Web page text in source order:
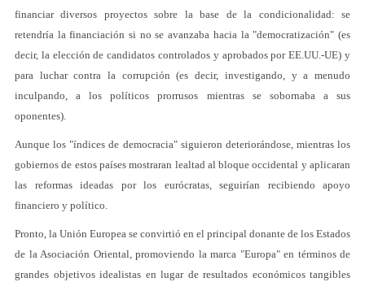
financiar diversos proyectos sobre la base de la condicionalidad: se
retendría la financiación si no se avanzaba hacia la "democratización" (es
decir, la elección de candidatos controlados y aprobados por EE.UU.-UE) y
para luchar contra la corrupción (es decir, investigando, y a menudo
inculpando, a los políticos prorrusos mientras se sobornaba a sus
oponentes).
Aunque los "índices de democracia" siguieron deteriorándose, mientras los
gobiernos de estos países mostraran lealtad al bloque occidental y aplicaran
las reformas ideadas por los eurócratas, seguirían recibiendo apoyo
financiero y político.
Pronto, la Unión Europea se convirtió en el principal donante de los Estados
de la Asociación Oriental, promoviendo la marca "Europa" en términos de
grandes objetivos idealistas en lugar de resultados económicos tangibles